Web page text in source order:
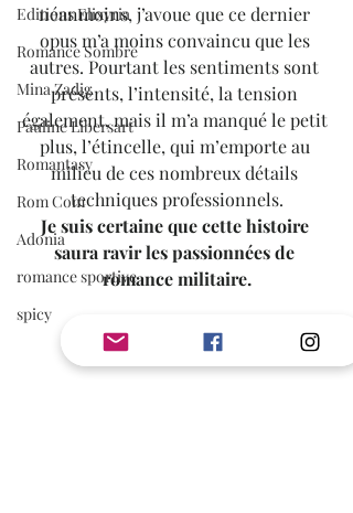
Editions Elixyria
Romance Sombre
Mina Zadig
Pauline Libersart
Romantasy
Rom Com
Adonia
romance sportive
spicy
néanmoins, j’avoue que ce dernier
opus m’a moins convaincu que les
autres. Pourtant les sentiments sont
présents, l’intensité, la tension
également, mais il m’a manqué le petit
plus, l’étincelle, qui m’emporte au
milieu de ces nombreux détails
techniques professionnels.
Je suis certaine que cette histoire
saura ravir les passionnées de
romance militaire.